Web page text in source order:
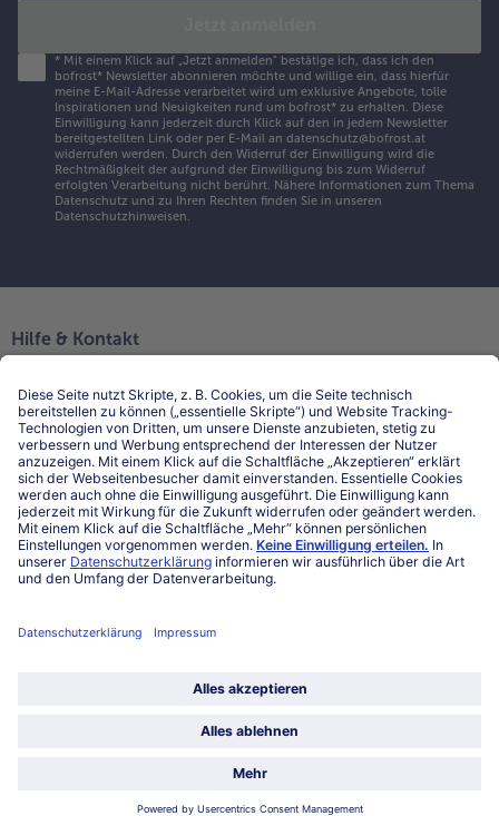
* Mit einem Klick auf „Jetzt anmelden" bestätige ich, dass ich den
bofrost* Newsletter abonnieren möchte und willige ein, dass hierfür
meine E-Mail-Adresse verarbeitet wird um exklusive Angebote, tolle
Inspirationen und Neuigkeiten rund um bofrost* zu erhalten. Diese
Einwilligung kann jederzeit durch Klick auf den in jedem Newsletter
bereitgestellten Link oder per E-Mail an datenschutz@bofrost.at
widerrufen werden. Durch den Widerruf der Einwilligung wird die
Rechtmäßigkeit der aufgrund der Einwilligung bis zum Widerruf
erfolgten Verarbeitung nicht berührt. Nähere Informationen zum Thema
Datenschutz und zu Ihren Rechten finden Sie in unseren
Datenschutzhinweisen.
Hilfe & Kontakt
Kontakt
FAQ
Service
Unternehmen